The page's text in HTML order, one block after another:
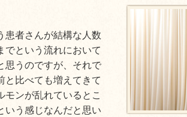
患者さんが結構な人数
でという流れにおいて
思うのですが、それで
と比べても増えてきて
モンが乱れているとこ
いう感じなんだと思い